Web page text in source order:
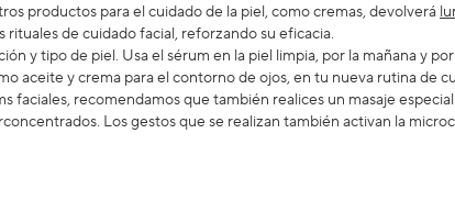
productos para el cuidado de la piel, como cremas, devolverá
de cuidado facial, reforzando su eficacia.
y tipo de piel. Usa el sérum en la piel limpia, por la mañana y
aceite y crema para el contorno de ojos, en tu nueva rutina de
faciales, recomendamos que también realices un masaje
Los gestos que se realizan también activan la